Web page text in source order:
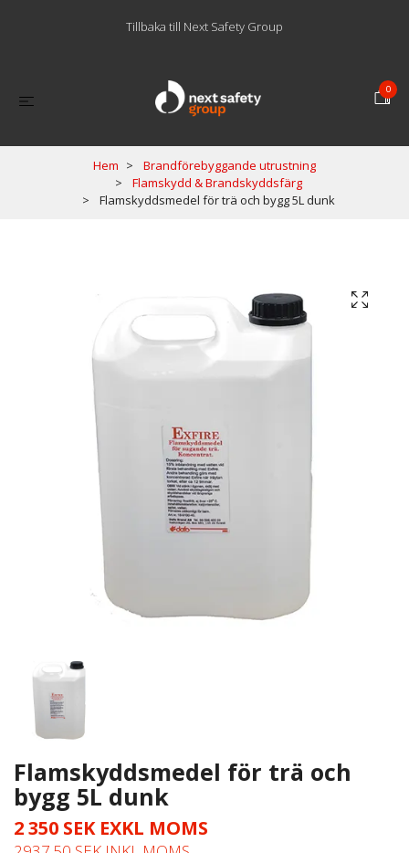
Tillbaka till Next Safety Group
0
Hem
Brandförebyggande utrustning
Flamskydd & Brandskyddsfärg
Flamskyddsmedel för trä och bygg 5L dunk
Flamskyddsmedel för trä och
bygg 5L dunk
2 350 SEK EXKL MOMS